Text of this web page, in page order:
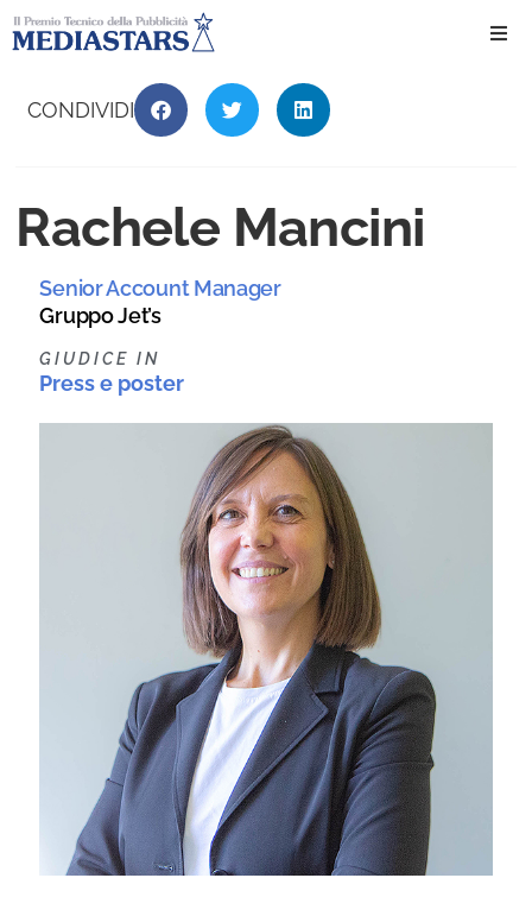
CONDIVIDI
Rachele Mancini
Senior Account Manager
Gruppo Jet’s
GIUDICE IN
Press e poster